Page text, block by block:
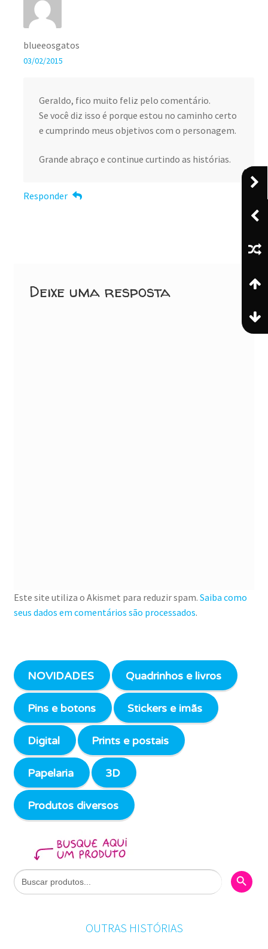
blueeosgatos
03/02/2015
Geraldo, fico muito feliz pelo comentário.
Se você diz isso é porque estou no caminho certo
e cumprindo meus objetivos com o personagem.
Grande abraço e continue curtindo as histórias.
Responder
Deixe uma resposta
Este site utiliza o Akismet para reduzir spam. Saiba como
seus dados em comentários são processados.
NOVIDADES Quadrinhos e livros
Pins e botons Stickers e imãs
Digital Prints e postais
Papelaria 3D
Produtos diversos
Search
for:
Search
OUTRAS HISTÓRIAS